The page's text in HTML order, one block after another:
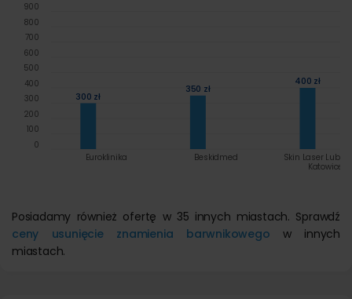
300 zł
350 zł
400 zł
Euroklinika Beskidmed
Skin Laser
Katowice
0
100
200
300
400
500
600
700
800
900
Posiadamy również ofertę w 35 innych miastach. Sprawdź
ceny usunięcie znamienia barwnikowego w innych
miastach.